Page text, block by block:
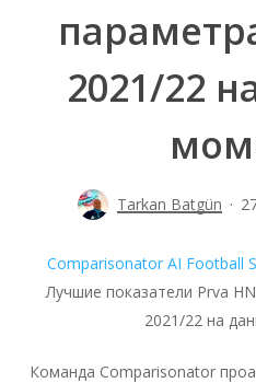
2021/22
Tarkan Batgün
Comparisonator AI Football
Лучшие показатели Prva
2021/22 на
Команда Comparisonator